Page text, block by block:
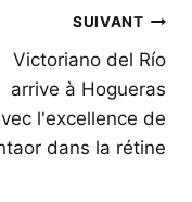
SUIVANT
Victoriano del Río
arrive à Hogueras
l'excellence de
dans la rétine